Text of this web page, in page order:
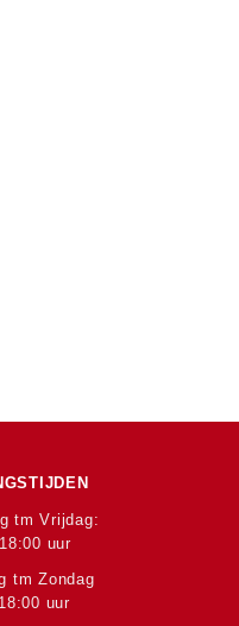
tm Vrijdag:
uur
tm Zondag
uur